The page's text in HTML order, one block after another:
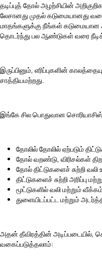
தடிப்புத் தோல் அழற்சியின்
லேசானது முதல் கடுமையானது
மாதங்களுக்கு நீங்கள் கடுமையான
தொடர்ந்து பல ஆண்டுகள் வரை
இருப்பினும், எரிப்புகளின்
சாத்தியமற்றது.
இங்கே சில பொதுவான சொரியாசிஸ்
தோலில் தோலில் ஏற்படும்
தோல் வறண்டு, விரிசல்கள்
தோல் திட்டுகளைச் சுற்றி வலி
திட்டுகளைச் சுற்றி அரிப்பு
மூட்டுகளில் வலி மற்றும்
துளையிடப்பட்ட மற்றும்
அதன் தீவிரத்தின் அடிப்படையில்,
வகைப்படுத்தலாம்: